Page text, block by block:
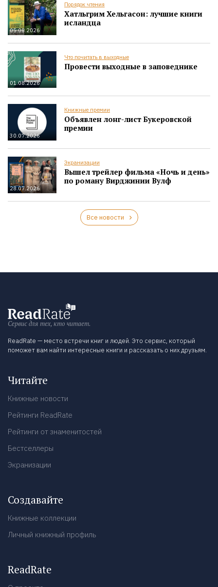
05.08.2026
Порядок чтения
Хатльгрим Хельгасон: лучшие книги
исландца
01.08.2026
Что почитать в выходные
Провести выходные в заповеднике
30.07.2026
Книжные премии
Объявлен лонг-лист Букеровской
премии
28.07.2026
Экранизации
Вышел трейлер фильма «Ночь и день»
по роману Вирджинии Вулф
Все новости
Сервис для тех, кто читает.
ReadRate — место встречи книг и людей. Это сервис, который
поможет вам найти интересные книги и рассказать о них друзьям.
Читайте
Книжные новости
Рейтинги ReadRate
Рейтинги от знаменитостей
Бестселлеры
Экранизации
Создавайте
Книжные коллекции
Личный книжный профиль
ReadRate